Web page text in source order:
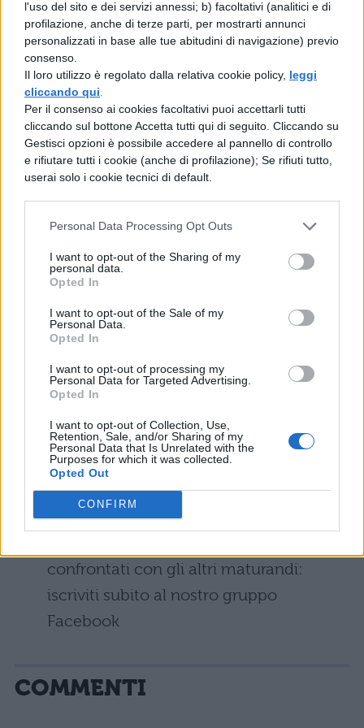
l'uso del sito e dei servizi annessi; b) facoltativi (analitici e di
profilazione, anche di terze parti, per mostrarti annunci
personalizzati in base alle tue abitudini di navigazione) previo
consenso.
Il loro utilizzo è regolato dalla relativa cookie policy, leggi
cliccando qui
Per il consenso ai cookies facoltativi puoi accettarli tutti
cliccando sul bottone Accetta tutti qui di seguito. Cliccando su
Gestisci opzioni è possibile accedere al pannello di controllo
e rifiutare tutti i cookie (anche di profilazione); Se rifiuti tutto,
userai solo i cookie tecnici di default.
Personal Data Processing Opt Outs
I want to opt-out of the Sharing of my
personal data.
Opted In
I want to opt-out of the Sale of my
Personal Data.
Opted In
I want to opt-out of processing my
Personal Data for Targeted Advertising.
Opted In
I want to opt-out of Collection, Use,
Retention, Sale, and/or Sharing of my
Personal Data that Is Unrelated with the
Purposes for which it was collected.
Opted Out
CONFIRM
TRACCE DEL MIUR PER IL
LICEO COREUTICO
Scopriamo insieme la traccia con
l’esercitazione che il Miur ha proposto per la
simulazione della seconda prova del Liceo
coreutico:
coreuticotraccia di tecniche della danza
SECONDA PROVA MATURITÀ
2019: PREPARATI CON NOI
Tieniti aggiornato con le nostre risorse sulla
guide per superare la seconda prova 2019:
Simulazioni seconda prova
simulazioni messe a disposizione dal
Ministero per la seconda prova
Maturità 2019: #esamenontitemo
confrontati con gli altri maturandi:
iscriviti subito al nostro gruppo
Facebook
COMMENTI